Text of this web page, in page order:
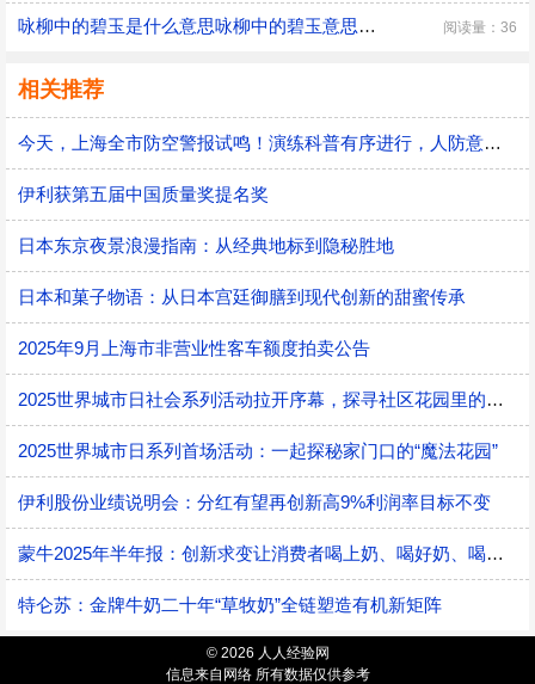
咏柳中的碧玉是什么意思咏柳中的碧玉意思是什么 阅读量：36
相关推荐
今天，上海全市防空警报试鸣！演练科普有序进行，人防意识“声入人心”
伊利获第五届中国质量奖提名奖
日本东京夜景浪漫指南：从经典地标到隐秘胜地
日本和菓子物语：从日本宫廷御膳到现代创新的甜蜜传承
2025年9月上海市非营业性客车额度拍卖公告
2025世界城市日社会系列活动拉开序幕，探寻社区花园里的智慧应用
2025世界城市日系列首场活动：一起探秘家门口的“魔法花园”
伊利股份业绩说明会：分红有望再创新高9%利润率目标不变
蒙牛2025年半年报：创新求变让消费者喝上奶、喝好奶、喝对奶
特仑苏：金牌牛奶二十年“草牧奶”全链塑造有机新矩阵
© 2026 人人经验网
信息来自网络 所有数据仅供参考